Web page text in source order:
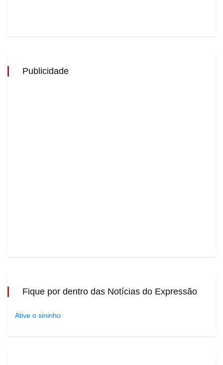
Publicidade
Fique por dentro das Notícias do Expressão
Ative o sininho